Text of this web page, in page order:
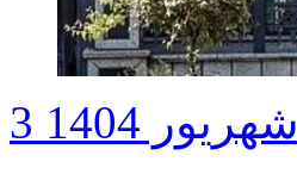
3 شهریور 1404